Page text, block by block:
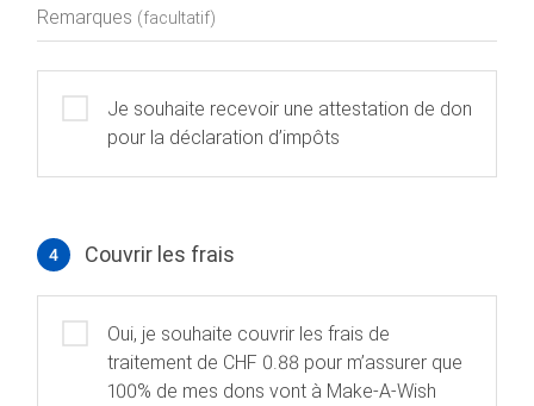
Remarques (facultatif)
Je souhaite recevoir une attestation de don
pour la déclaration d’impôts
4 Couvrir les frais
Oui, je souhaite couvrir les frais de
traitement de CHF 0.88 pour m’assurer que
100% de mes dons vont à Make-A-Wish